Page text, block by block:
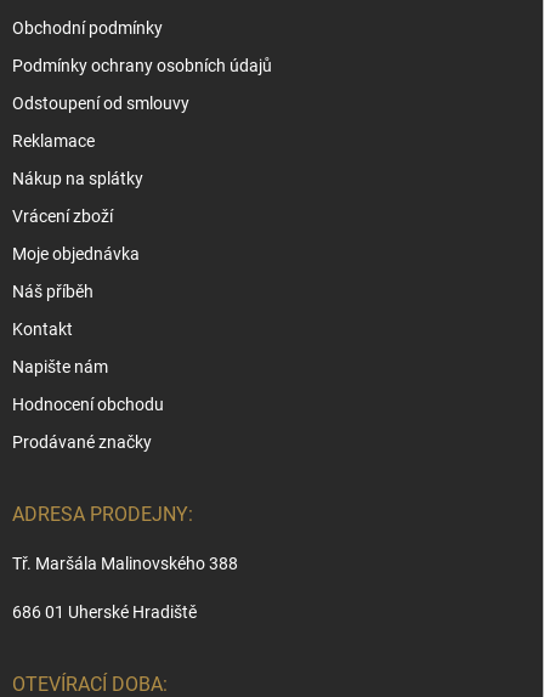
Obchodní podmínky
Podmínky ochrany osobních údajů
Odstoupení od smlouvy
Reklamace
Nákup na splátky
Vrácení zboží
Moje objednávka
Náš příběh
Kontakt
Napište nám
Hodnocení obchodu
Prodávané značky
ADRESA PRODEJNY:
Tř. Maršála Malinovského 388
686 01 Uherské Hradiště
OTEVÍRACÍ DOBA: